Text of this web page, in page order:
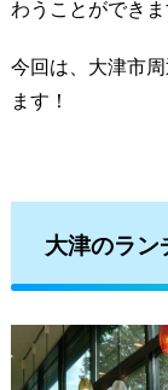
わうことができま
今回は、大津市
ます！
大津のラ